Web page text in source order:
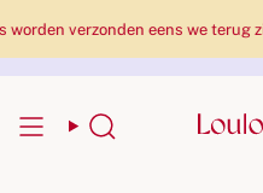
verzonden eens we terug zijn!
Zoekopdracht